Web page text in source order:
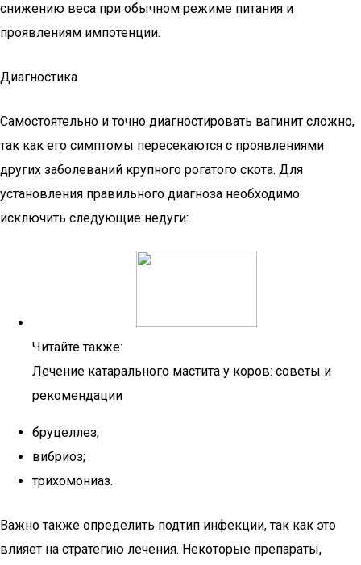
снижению веса при обычном режиме питания и
проявлениям импотенции.
Диагностика
Самостоятельно и точно диагностировать вагинит сложно,
так как его симптомы пересекаются с проявлениями
других заболеваний крупного рогатого скота. Для
установления правильного диагноза необходимо
исключить следующие недуги:
Читайте также:
Лечение катарального мастита у коров: советы и
рекомендации
бруцеллез;
вибриоз;
трихомониаз.
Важно также определить подтип инфекции, так как это
влияет на стратегию лечения. Некоторые препараты,